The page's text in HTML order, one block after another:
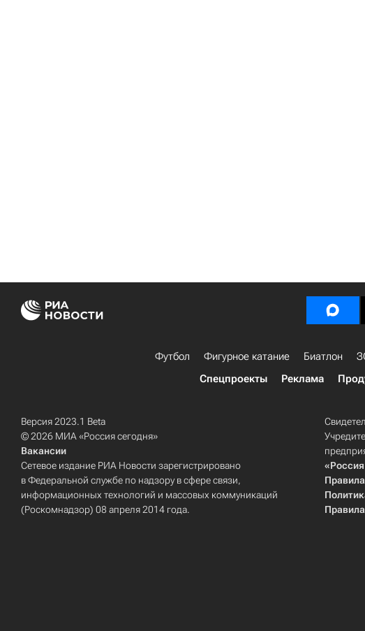
Футбол Фигурное катание Биатлон
Спецпроекты
Реклама
Версия 2023.1 Beta
© 2026 МИА «Россия сегодня»
Вакансии
Сетевое издание РИА Новости зарегистрировано
в Федеральной службе по надзору в сфере связи,
информационных технологий и массовых коммуникаций
(Роскомнадзор) 08 апреля 2014 года.